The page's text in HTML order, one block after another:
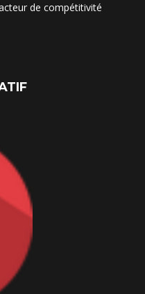
de compétitivité